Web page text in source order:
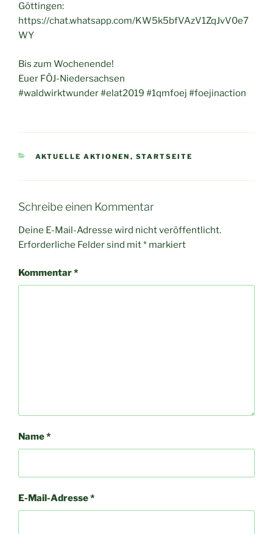
Göttingen:
https://chat.whatsapp.com/KW5k5bfVAzV1ZqJvV0e7
WY
Bis zum Wochenende!
Euer FÖJ-Niedersachsen
#waldwirktwunder #elat2019 #1qmfoej #foejinaction
KATEGORIEN
AKTUELLE AKTIONEN , STARTSEITE
Schreibe einen Kommentar
Deine E-Mail-Adresse wird nicht veröffentlicht.
Erforderliche Felder sind mit* markiert
Kommentar*
Name*
E-Mail-Adresse*